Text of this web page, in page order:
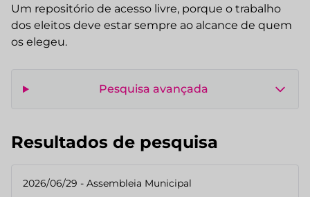
Um repositório de acesso livre, porque o trabalho
dos eleitos deve estar sempre ao alcance de quem
os elegeu.
Pesquisa avançada
Resultados de pesquisa
2026/06/29 - Assembleia Municipal